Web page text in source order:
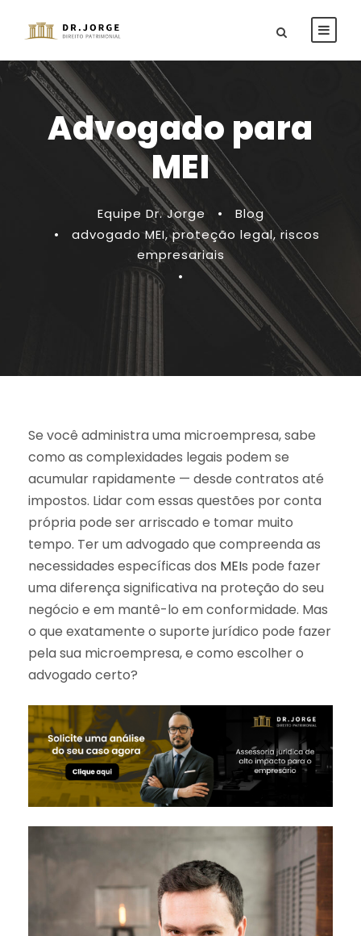
Advogado para
MEI
Equipe Dr. Jorge •
Blog
•
advogado MEI, proteção legal, riscos
empresariais
•
Se você administra uma microempresa, sabe
como as complexidades legais podem se
acumular rapidamente — desde contratos até
impostos. Lidar com essas questões por conta
própria pode ser arriscado e tomar muito
tempo. Ter um advogado que compreenda as
necessidades específicas dos MEIs pode fazer
uma diferença significativa na proteção do seu
negócio e em mantê-lo em conformidade. Mas
o que exatamente o suporte jurídico pode fazer
pela sua microempresa, e como escolher o
advogado certo?